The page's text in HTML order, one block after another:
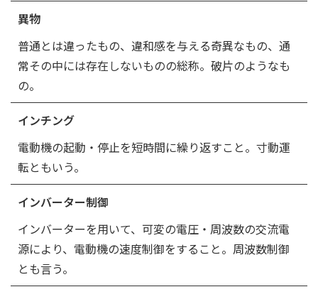
異物
普通とは違ったもの、違和感を与える奇異なもの、通
常その中には存在しないものの総称。破片のようなも
の。
インチング
電動機の起動・停止を短時間に繰り返すこと。寸動運
転ともいう。
インバーター制御
インバーターを用いて、可変の電圧・周波数の交流電
源により、電動機の速度制御をすること。周波数制御
とも言う。